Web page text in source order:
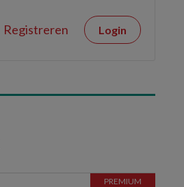
Registreren Login